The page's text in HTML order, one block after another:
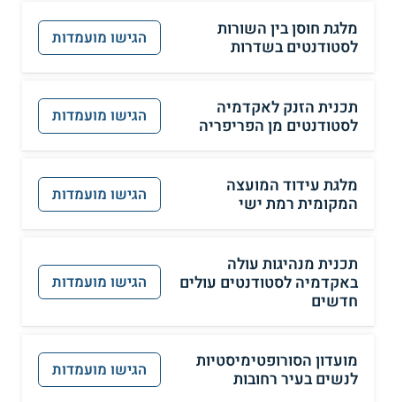
מלגת חוסן בין השורות
לסטודנטים בשדרות
הגישו מועמדות
תכנית הזנק לאקדמיה
לסטודנטים מן הפריפריה
הגישו מועמדות
מלגת עידוד המועצה
המקומית רמת ישי
הגישו מועמדות
תכנית מנהיגות עולה
באקדמיה לסטודנטים עולים
חדשים
הגישו מועמדות
מועדון הסורופטימיסטיות
לנשים בעיר רחובות
הגישו מועמדות